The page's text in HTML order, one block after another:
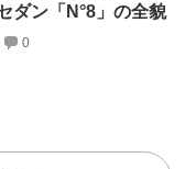
ダン「N°8」の全貌
0